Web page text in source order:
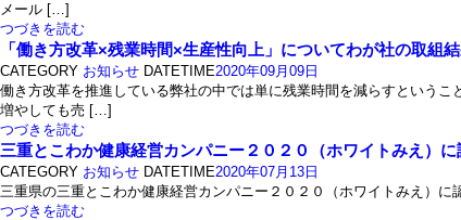
メール […]
つづきを読む
「働き方改革×残業時間×生産性向上」についてわが社の取組
CATEGORY お知らせ DATETIME2020年09月09日
働き方改革を推進している弊社の中では単に残業時間を減らすという
増やしても売 […]
つづきを読む
三重とこわか健康経営カンパニー２０２０（ホワイトみえ）
CATEGORY お知らせ DATETIME2020年07月13日
三重県の三重とこわか健康経営カンパニー２０２０（ホワイトみえ）
つづきを読む